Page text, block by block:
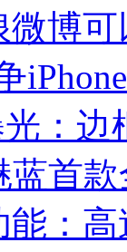
博
：
首
：